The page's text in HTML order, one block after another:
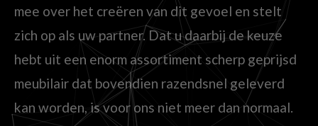
mee over het creëren van dit gevoel en stelt
zich op als uw partner. Dat u daarbij de keuze
hebt uit een enorm assortiment scherp geprijsd
meubilair dat bovendien razendsnel geleverd
kan worden, is voor ons niet meer dan normaal.